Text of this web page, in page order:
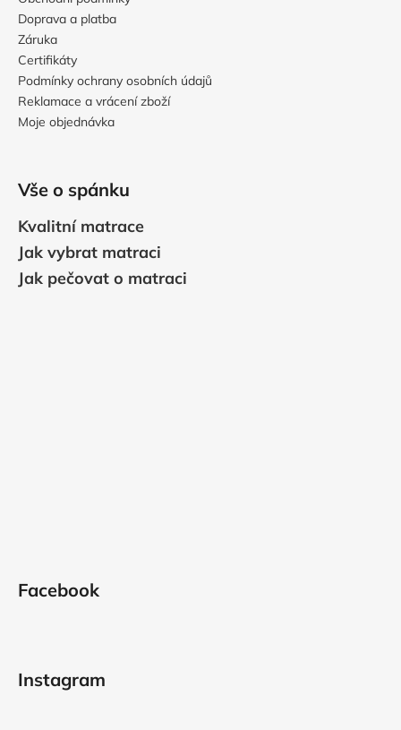
Doprava a platba
Záruka
Certifikáty
Podmínky ochrany osobních údajů
Reklamace a vrácení zboží
Moje objednávka
Vše o spánku
Kvalitní matrace
Jak vybrat matraci
Jak pečovat o matraci
Facebook
Instagram